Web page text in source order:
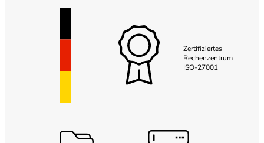
Zertifiziertes
Rechenzentrum
ISO-27001